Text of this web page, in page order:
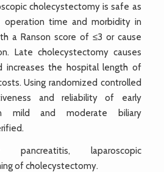
cholecystectomy is safe as
time and morbidity in
a Ranson score of ≤3 or cause
Late cholecystectomy causes
increases the hospital length of
Using randomized controlled
and reliability of early
mild and moderate biliary
laparoscopic
of cholecystectomy.